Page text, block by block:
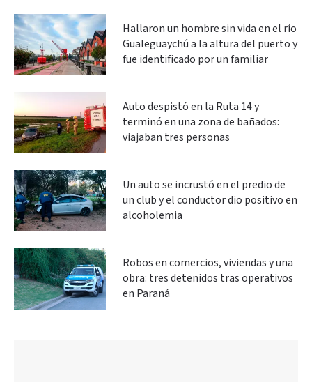
Hallaron un hombre sin vida en el río
Gualeguaychú a la altura del puerto y
fue identificado por un familiar
Auto despistó en la Ruta 14 y
terminó en una zona de bañados:
viajaban tres personas
Un auto se incrustó en el predio de
un club y el conductor dio positivo en
alcoholemia
Robos en comercios, viviendas y una
obra: tres detenidos tras operativos
en Paraná